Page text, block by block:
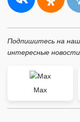
Подпишитесь на
интересные
Max